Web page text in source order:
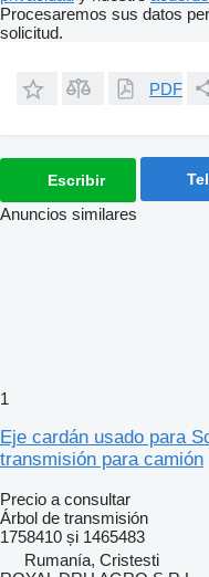
Procesaremos sus datos
solicitud.
PDF
Escribir
Anuncios similares
1
Eje cardán usado para
transmisión para camión
Precio a consultar
Árbol de transmisión
1758410 și 1465483
Rumanía, Cristesti